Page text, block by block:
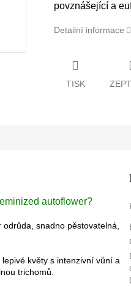
povznášející a
Detailní informace
TISK
autoflower?
snadno pěstovatelná,
květy s intenzivní vůní a
trichomů.